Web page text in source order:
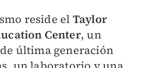
reside el Taylor
Center, un
última generación